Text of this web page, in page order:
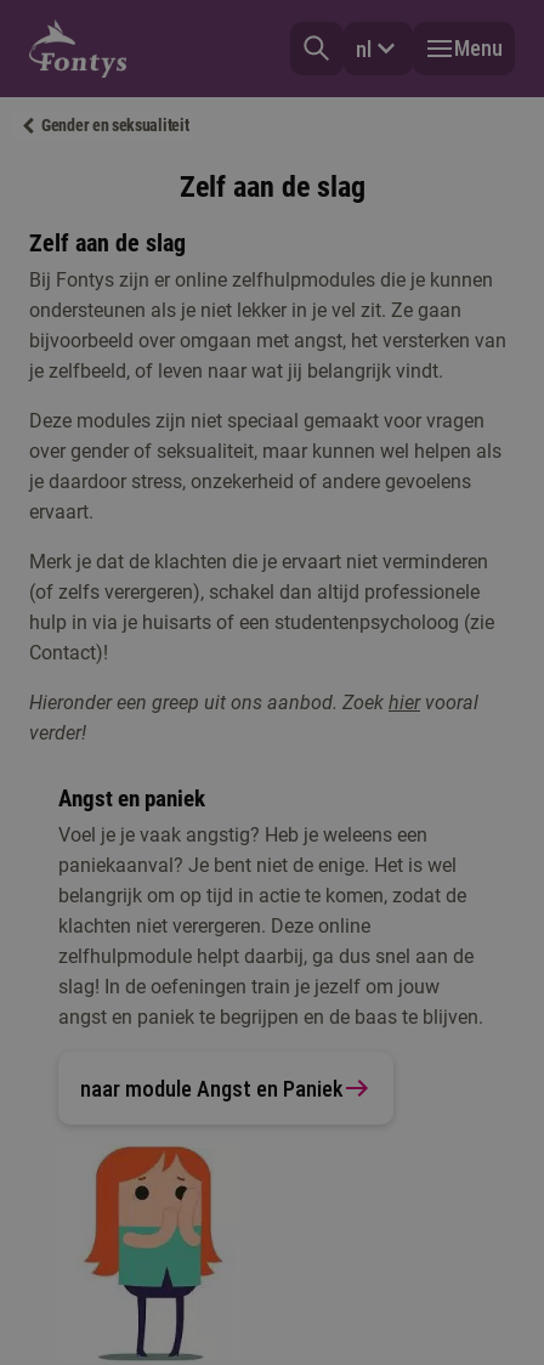
nl Menu
Gender en seksualiteit
Zelf aan de slag
Zelf aan de slag
Bij Fontys zijn er online zelfhulpmodules die je kunnen
ondersteunen als je niet lekker in je vel zit. Ze gaan
bijvoorbeeld over omgaan met angst, het versterken van
je zelfbeeld, of leven naar wat jij belangrijk vindt.
Deze modules zijn niet speciaal gemaakt voor vragen
over gender of seksualiteit, maar kunnen wel helpen als
je daardoor stress, onzekerheid of andere gevoelens
ervaart.
Merk je dat de klachten die je ervaart niet verminderen
(of zelfs verergeren), schakel dan altijd professionele
hulp in via je huisarts of een studentenpsycholoog (zie
Contact)!
Hieronder een greep uit ons aanbod. Zoek hiervooral
verder!
Angst en paniek
Voel je je vaak angstig? Heb je weleens een
paniekaanval? Je bent niet de enige. Het is wel
belangrijk om op tijd in actie te komen, zodat de
klachten niet verergeren. Deze online
zelfhulpmodule helpt daarbij, ga dus snel aan de
slag! In de oefeningen train je jezelf om jouw
angst en paniek te begrijpen en de baas te blijven.
naar module Angst en Paniek